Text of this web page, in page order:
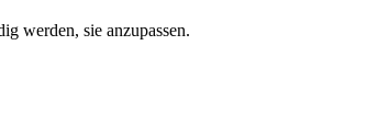
werden, sie anzupassen.